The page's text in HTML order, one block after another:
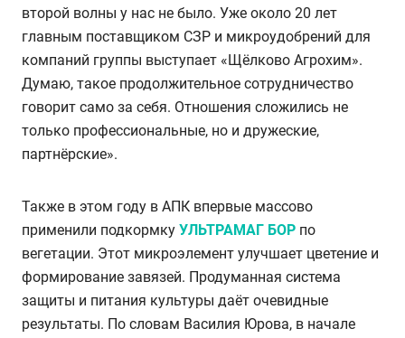
второй волны у нас не было. Уже около 20 лет
главным поставщиком СЗР и микроудобрений для
компаний группы выступает «Щёлково Агрохим».
Думаю, такое продолжительное сотрудничество
говорит само за себя. Отношения сложились не
только профессиональные, но и дружеские,
партнёрские».
Также в этом году в АПК впервые массово
применили подкормку УЛЬТРАМАГ БОР по
вегетации. Этот микроэлемент улучшает цветение и
формирование завязей. Продуманная система
защиты и питания культуры даёт очевидные
результаты. По словам Василия Юрова, в начале